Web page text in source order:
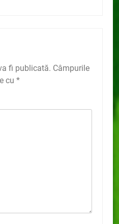
fi publicată. Câmpurile
cu *